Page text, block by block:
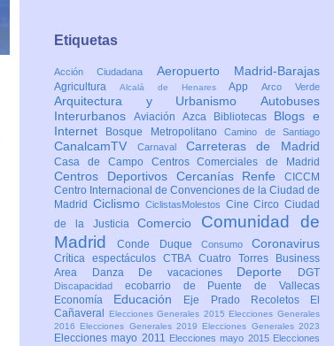
Etiquetas
Acción Ciudadana Aeropuerto Madrid-Barajas
Agricultura Alcalá de HenaresAppArco Verde
Arquitectura y Urbanismo Autobuses
Interurbanos Aviación Azca Bibliotecas Blogs e
Internet
Bosque MetropolitanoCamino de Santiago
CanalcamTV Carnaval Carreteras de Madrid
Casa de Campo Centros Comerciales de Madrid
Centros Deportivos Cercanías Renfe CICCM
Centro Internacional de Convenciones de la Ciudad de
Madrid CiclismoCiclistasMolestos CineCircoCiudad
de la JusticiaComercio Comunidad de
MadridConde Duque Consumo Coronavirus
Crítica espectáculosCTBA Cuatro Torres Business
Area
Danza De vacaciones Deporte DGT
Discapacidad ecobarrio de Puente de Vallecas
Economía Educación Eje Prado Recoletos
El
Cañaveral
Elecciones Generales 2015 Elecciones Generales
2016 Elecciones Generales 2019 Elecciones Generales 2023
Elecciones mayo 2011 Elecciones mayo 2015 Elecciones